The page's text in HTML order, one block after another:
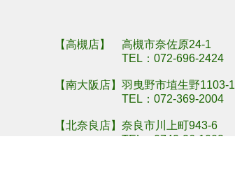
【高槻店】 高槻市奈佐原24-1
TEL： 072-696-2424
【南大阪店】羽曳野市埴生野1103-1
TEL： 072-369-2004
【北奈良店】奈良市川上町943-6
TEL： 0742-26-1002